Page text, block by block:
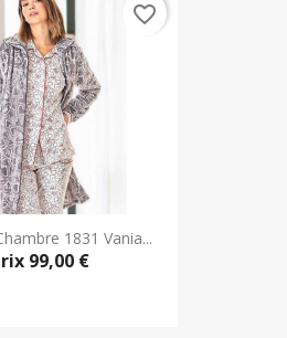
1831 Vania...
99,00 €
favorite_border